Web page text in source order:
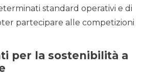
standard operativi e di
partecipare alle competizioni
per la sostenibilità a